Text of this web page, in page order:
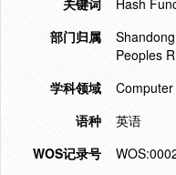
关键词
Hash
部门归属
Peoples
学科领域
语种
英语
WOS记录号